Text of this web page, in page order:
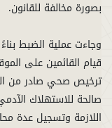
وجاءت عملية الضبط بناءً
قيام القائمين على
ترخيص صحي صادر من
صالحة للاستهلاك
اللازمة وتسجيل عدة